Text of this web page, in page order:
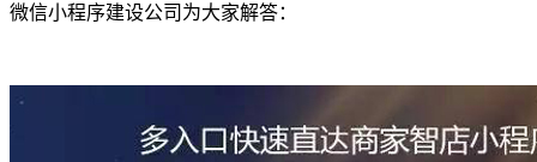
微信小程序建设公司为大家解答：